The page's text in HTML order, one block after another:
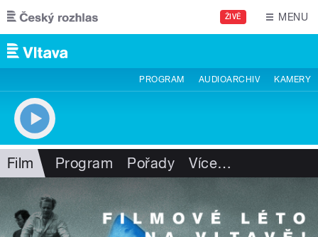
Přejít k hlavnímu obsahu
ŽIVĚ MENU
PROGRAM AUDIOARCHIV KAMERY
Film Program Pořady Více…